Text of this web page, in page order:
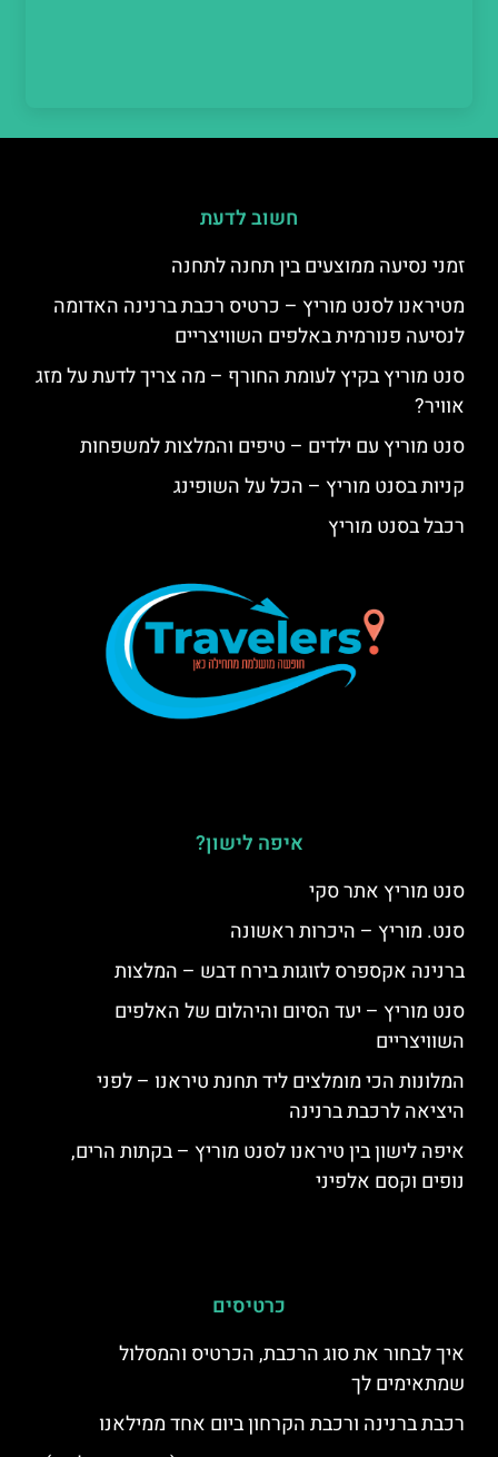
חשוב לדעת
זמני נסיעה ממוצעים בין תחנה לתחנה
מטיראנו לסנט מוריץ – כרטיס רכבת ברנינה האדומה
לנסיעה פנורמית באלפים השוויצריים
סנט מוריץ בקיץ לעומת החורף – מה צריך לדעת על מזג
אוויר?
סנט מוריץ עם ילדים – טיפים והמלצות למשפחות
קניות בסנט מוריץ – הכל על השופינג
רכבל בסנט מוריץ
איפה לישון?
סנט מוריץ אתר סקי
סנט. מוריץ – היכרות ראשונה
ברנינה אקספרס לזוגות בירח דבש – המלצות
סנט מוריץ – יעד הסיום והיהלום של האלפים
השוויצריים
המלונות הכי מומלצים ליד תחנת טיראנו – לפני
היציאה לרכבת ברנינה
איפה לישון בין טיראנו לסנט מוריץ – בקתות הרים,
נופים וקסם אלפיני
כרטיסים
איך לבחור את סוג הרכבת, הכרטיס והמסלול
שמתאימים לך
רכבת ברנינה ורכבת הקרחון ביום אחד ממילאנו